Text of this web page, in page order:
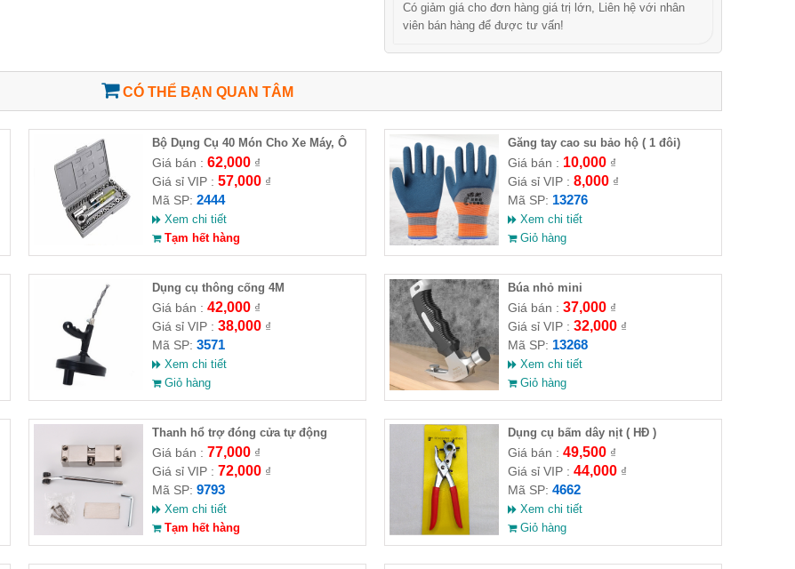
Có giảm giá cho đơn hàng giá trị lớn, Liên hệ với nhân
viên bán hàng để được tư vấn!
CÓ THỂ BẠN QUAN TÂM
Bộ Dụng Cụ 40 Món Cho Xe Máy, Ô
Tô
Giá bán : 62,000₫
Giá sỉ VIP : 57,000₫
Mã SP: 2444
Xem chi tiết
Tạm hết hàng
Găng tay cao su bảo hộ ( 1 đôi)
Giá bán : 10,000₫
Giá sỉ VIP : 8,000₫
Mã SP: 13276
Xem chi tiết
Giỏ hàng
Dụng cụ thông cống 4M
Giá bán : 42,000₫
Giá sỉ VIP : 38,000₫
Mã SP: 3571
Xem chi tiết
Giỏ hàng
Búa nhỏ mini
Giá bán : 37,000₫
Giá sỉ VIP : 32,000₫
Mã SP: 13268
Xem chi tiết
Giỏ hàng
Thanh hổ trợ đóng cửa tự động
Giá bán : 77,000₫
Giá sỉ VIP : 72,000₫
Mã SP: 9793
Xem chi tiết
Tạm hết hàng
Dụng cụ bấm dây nịt ( HĐ )
Giá bán : 49,500₫
Giá sỉ VIP : 44,000₫
Mã SP: 4662
Xem chi tiết
Giỏ hàng